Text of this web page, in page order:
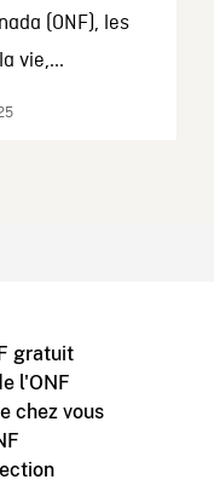
(ONF), les
vie,...
gratuit
l'ONF
chez vous